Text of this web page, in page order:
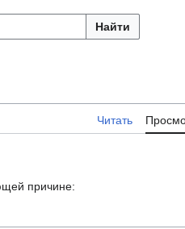
Найти
Читать
причине: